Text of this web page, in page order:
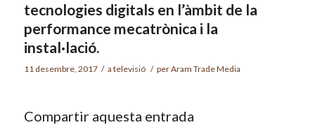
tecnologies digitals en l’àmbit de la
performance mecatrònica i la
instal·lació.
11 desembre, 2017 / a televisió / perAram Trade Media
Compartir aquesta entrada